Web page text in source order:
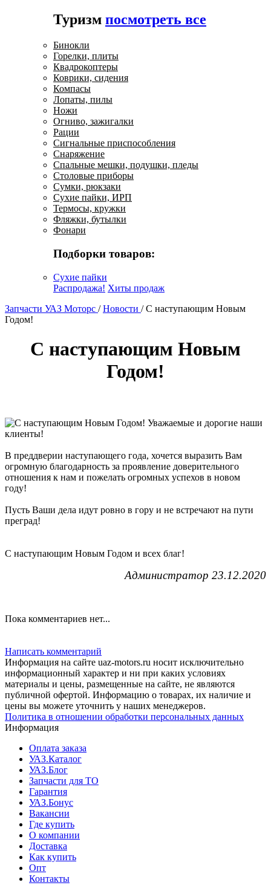
Туризм посмотреть все
Бинокли
Горелки, плиты
Квадрокоптеры
Коврики, сидения
Компасы
Лопаты, пилы
Ножи
Огниво, зажигалки
Рации
Сигнальные приспособления
Снаряжение
Спальные мешки, подушки, пледы
Столовые приборы
Сумки, рюкзаки
Сухие пайки, ИРП
Термосы, кружки
Фляжки, бутылки
Фонари
Подборки товаров:
Сухие пайки
Распродажа! Хиты продаж
Запчасти УАЗ Моторс / Новости / С наступающим Новым
Годом!
С наступающим Новым
Годом!
Уважаемые и дорогие наши
клиенты!
В преддверии наступающего года, хочется выразить Вам
огромную благодарность за проявление доверительного
отношения к нам и пожелать огромных успехов в новом
году!
Пусть Ваши дела идут ровно в гору и не встречают на пути
преград!
С наступающим Новым Годом и всех благ!
Администратор 23.12.2020
Пока комментариев нет...
Написать комментарий
Информация на сайте uaz-motors.ru носит исключительно
информационный характер и ни при каких условиях
материалы и цены, размещенные на сайте, не являются
публичной офертой. Информацию о товарах, их наличие и
цены вы можете уточнить у наших менеджеров.
Политика в отношении обработки персональных данных
Информация
Оплата заказа
УАЗ.Каталог
УАЗ.Блог
Запчасти для ТО
Гарантия
УАЗ.Бонус
Вакансии
Где купить
О компании
Доставка
Как купить
Опт
Контакты